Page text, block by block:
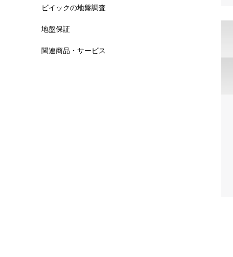
ビイックの地盤調査
地盤保証
関連商品・サービス